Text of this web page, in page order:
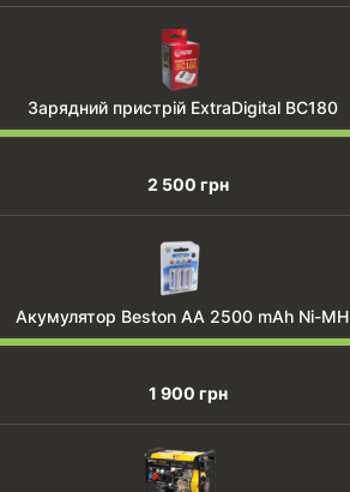
Зарядний пристрій ExtraDigital BC180
2 500 грн
Акумулятор Beston AA 2500 mAh Ni-MH
1 900 грн